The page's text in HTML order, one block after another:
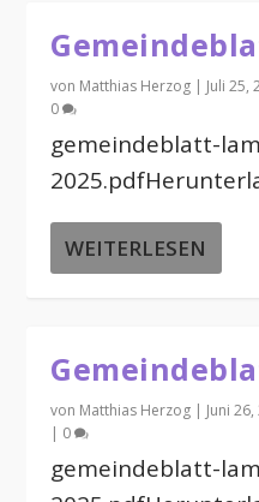
von Matthias Herzog | Juli 25,
0
gemeindeblatt-
WEITERLESEN
von Matthias Herzog | Juni
| 0
gemeindeblatt-